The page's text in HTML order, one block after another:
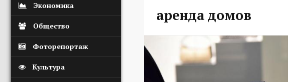
Экономика
Общество
Фоторепортаж
Культура
аренда домов